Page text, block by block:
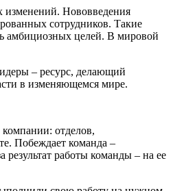
изменений. Нововведения
сотрудников. Такие
амбициозных целей. В мировой
– ресурс, делающий
в изменяющемся мире.
отделов,
Побеждает команда –
результат работы команды – на ее